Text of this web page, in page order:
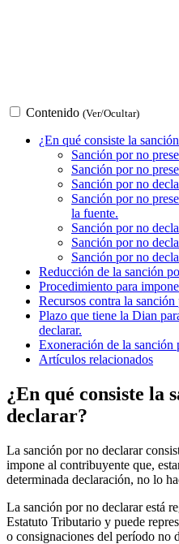
Contenido (Ver/Ocultar)
¿En qué consiste la
Sanción por no
Sanción por no
Sanción por no
Sanción por no
la fuente.
Sanción por no
Sanción por no
Sanción por no
Reducción de la sanción
Procedimiento para
Recursos contra la sanción
Plazo que tiene la Dian
declarar.
Exoneración de la sanción
Artículos relacionados
¿En qué consiste la
declarar?
La sanción por no declarar
impone al contribuyente que,
determinada declaración, no lo
La sanción por no declarar está
Estatuto Tributario y puede
o consignaciones del período no